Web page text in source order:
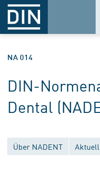
NA 014
DIN-
Dental
Über NADENT